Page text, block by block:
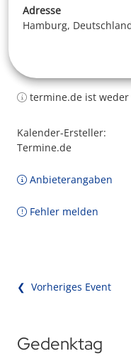
Adresse
Hamburg,
termine.de ist
Kalender-Ersteller:
Termine.de
Anbieterangaben
Fehler melden
❮ Vorheriges Event
Gedenktag